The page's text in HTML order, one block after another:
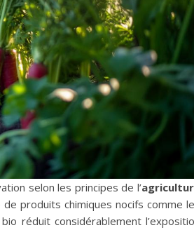
selon les principes de l’
de produits chimiques nocifs comme
réduit considérablement